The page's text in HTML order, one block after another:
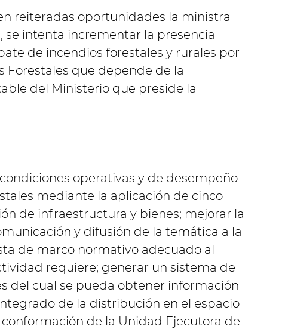
reiteradas oportunidades la ministra
intenta incrementar la presencia
de incendios forestales y rurales por
Forestales que depende de la
del Ministerio que preside la
operativas y de desempeño
mediante la aplicación de cinco
de infraestructura y bienes; mejorar la
y difusión de la temática a la
de marco normativo adecuado al
requiere; generar un sistema de
del cual se pueda obtener información
de la distribución en el espacio
de la Unidad Ejecutora de